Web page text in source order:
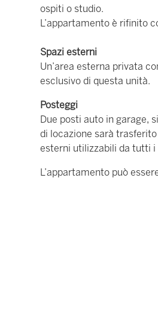
ospiti o studio.
L’appartamento è rifinito
Spazi esterni
Un’area esterna privata
esclusivo di questa unità.
Posteggi
Due posti auto in
di locazione sarà
esterni utilizzabili da tutti i
L’appartamento può